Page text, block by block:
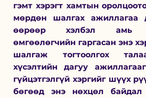
гэмт хэрэгт хамтын
мөрдөн шалгах ажиллагаа
өөрөөр хэлбэл амь
өмгөөлөгчийн гаргасан энэ
шалгаж тогтоолгох
хүсэлтийн дагуу
гүйцэтгэлгүй хэргийг шүүх
бөгөөд энэ нөхцөл байдал